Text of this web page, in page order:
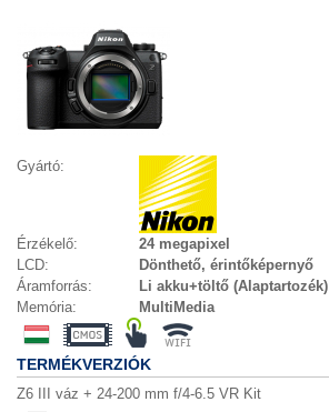
Gyártó:
Érzékelő:
24 megapixel
LCD:
Dönthető, érintőképernyő
Áramforrás:
Li akku+töltő (Alaptartozék)
Memória:
MultiMedia
TERMÉKVERZIÓK
Z6 III váz + 24-200 mm f/4-6.5 VR Kit